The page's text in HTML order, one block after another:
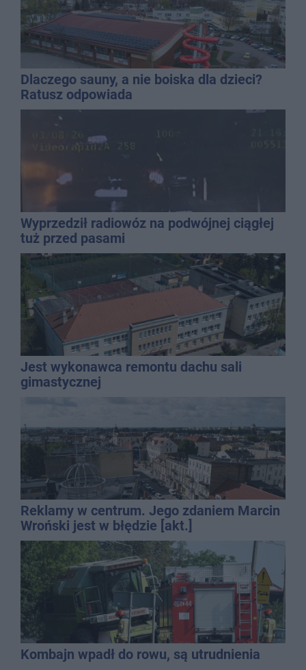
Dlaczego sauny, a nie boiska dla dzieci?
Ratusz odpowiada
Wyprzedził radiowóz na podwójnej ciągłej
tuż przed pasami
Jest wykonawca remontu dachu sali
gimastycznej
Reklamy w centrum. Jego zdaniem Marcin
Wroński jest w błędzie [akt.]
Kombajn wpadł do rowu, są utrudnienia